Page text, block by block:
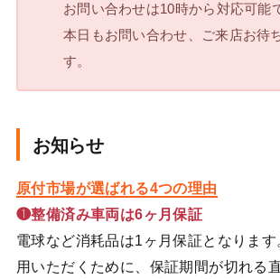
お問い合わせは10時から対応可能
本日もお問い合わせ、ご来店お待
す。
お知らせ
原付市場が選ばれる4つの理由
❶整備済み車両は6ヶ月保証
電球など消耗品は1ヶ月保証となりま
用いただくために、保証期間が切れる